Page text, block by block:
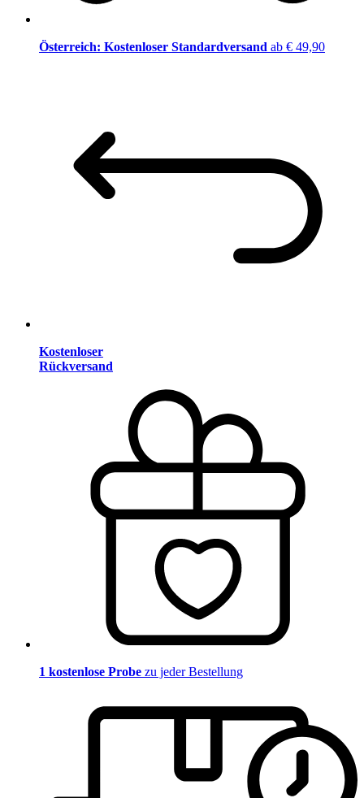
Österreich: Kostenloser Standardversand ab € 49,90
Kostenloser
Rückversand
1 kostenlose Probe zu jeder Bestellung